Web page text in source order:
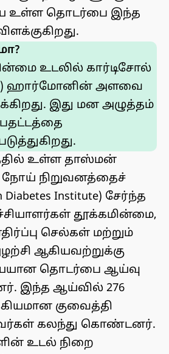
உள்ள தொடர்பை இந்த
உடலில் கார்டிசோல்
ஹார்மோனின் அளவை
இது மன அழுத்தம்
உள்ள தாஸ்மன்
நோய் நிறுவனத்தைச்
Diabetes Institute) சேர்ந்த
தூக்கமின்மை,
செல்கள் மற்றும்
ஆகியவற்றுக்கு
தொடர்பை ஆய்வு
இந்த ஆய்வில் 276
குவைத்தி
கலந்து கொண்டனர்.
உடல் நிறை